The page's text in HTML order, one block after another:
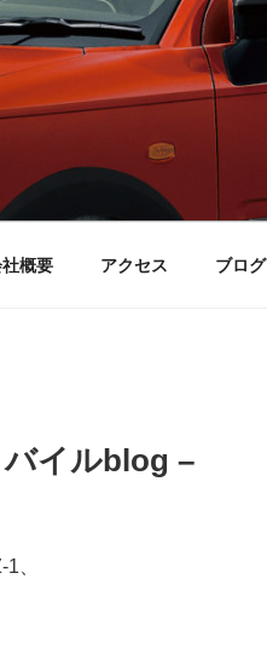
概要 アクセス ブログ
イルblog –
、